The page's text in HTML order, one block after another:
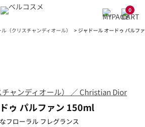
0
（クリスチャンディオール） > ジャドール オードゥ パルフ
ャンディオール） ／ Christian Dior
ゥ パルファン 150ml
フローラル フレグランス